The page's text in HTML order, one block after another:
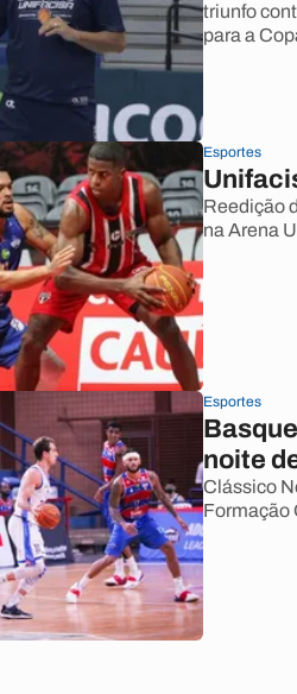
triunfo
para a
Esportes
Reedição
na Arena
Esportes
noite
Clássico
Formação